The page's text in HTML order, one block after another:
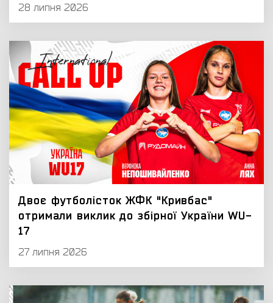
28 липня 2026
Двоє футболісток ЖФК "Кривбас"
отримали виклик до збірної України WU-
17
27 липня 2026